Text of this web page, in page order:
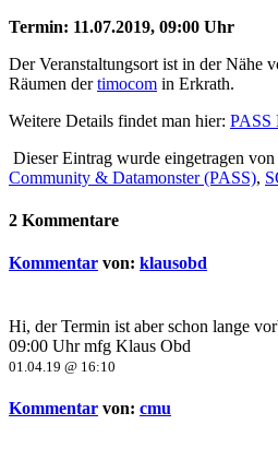
Termin: 11.07.2019, 09:00 Uhr
Der Veranstaltungsort ist in der Nähe
Räumen dertimocom in Erkrath.
Weitere Details findet man hier: PASS
Dieser Eintrag wurde eingetragen von
Community & Datamonster (PASS),
2 Kommentare
Kommentar von: klausobd
Hi, der Termin ist aber schon lange
09:00 Uhr mfg Klaus Obd
01.04.19 @ 16:10
Kommentar von: cmu